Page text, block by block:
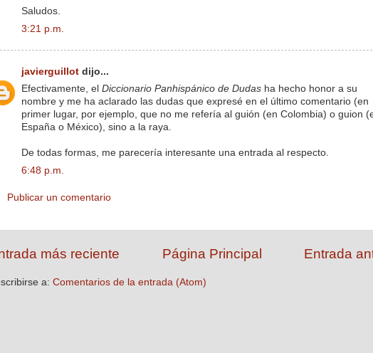
Saludos.
3:21 p.m.
javierguillot dijo...
Efectivamente, el Diccionario Panhispánico de Dudas ha hecho honor a su
nombre y me ha aclarado las dudas que expresé en el último comentario (en
primer lugar, por ejemplo, que no me refería al guión (en Colombia) o guion
España o México), sino a la raya.
De todas formas, me parecería interesante una entrada al respecto.
6:48 p.m.
Publicar un comentario
más reciente Entrada
Página Principal
a: Comentarios de la entrada (Atom)